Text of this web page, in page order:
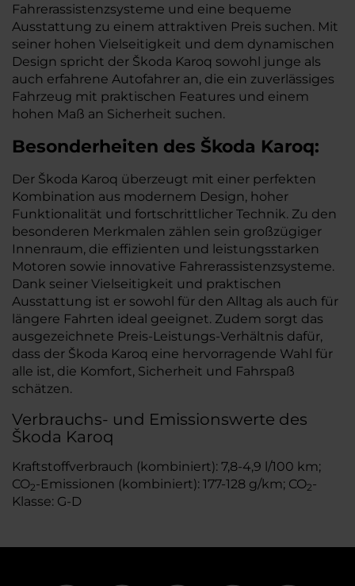
Fahrerassistenzsysteme und eine bequeme
Ausstattung zu einem attraktiven Preis suchen. Mit
seiner hohen Vielseitigkeit und dem dynamischen
Design spricht der Škoda Karoq sowohl junge als
auch erfahrene Autofahrer an, die ein zuverlässiges
Fahrzeug mit praktischen Features und einem
hohen Maß an Sicherheit suchen.
Besonderheiten des Škoda Karoq:
Der Škoda Karoq überzeugt mit einer perfekten
Kombination aus modernem Design, hoher
Funktionalität und fortschrittlicher Technik. Zu den
besonderen Merkmalen zählen sein großzügiger
Innenraum, die effizienten und leistungsstarken
Motoren sowie innovative Fahrerassistenzsysteme.
Dank seiner Vielseitigkeit und praktischen
Ausstattung ist er sowohl für den Alltag als auch für
längere Fahrten ideal geeignet. Zudem sorgt das
ausgezeichnete Preis-Leistungs-Verhältnis dafür,
dass der Škoda Karoq eine hervorragende Wahl für
alle ist, die Komfort, Sicherheit und Fahrspaß
schätzen.
Verbrauchs- und Emissionswerte des
Škoda Karoq
Kraftstoffverbrauch (kombiniert): 7,8-4,9 l/100 km;
CO2-Emissionen (kombiniert): 177-128 g/km; CO2-
Klasse: G-D